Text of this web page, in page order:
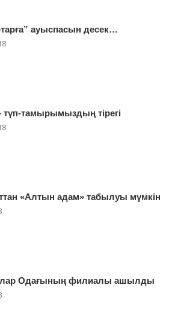
ауыспасын десек…
түп-тамырымыздың тірегі
«Алтын адам» табылуы мүмкін
Одағының филиалы ашылды